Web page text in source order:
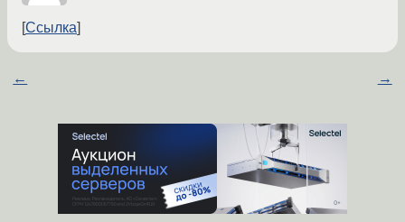
Ссылка
← →